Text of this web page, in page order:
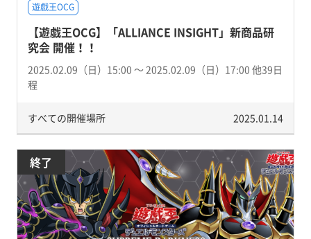
遊戯王OCG
【遊戯王OCG】「ALLIANCE INSIGHT」新商品研
究会 開催！！
2025.02.09（日）15:00 〜 2025.02.09（日）17:00 他39日
程
すべての開催場所 2025.01.14
終了